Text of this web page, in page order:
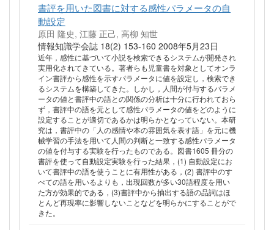
書評を用いた図書に対する感性パラメータの自
動設定
原田 隆史, 江藤 正己, 高柳 知世
情報知識学会誌 18(2) 153-160 2008年5月23日
近年，感性に基づいて小説を検索できるシステムが開発され
実用化されてきている。著者らも児童書を対象としてオンラ
イン書評から感性を示すパラメータに値を設定し，検索でき
るシステムを構築してきた。しかし，人間が付与するパラメ
ータの値と書評中の語との関係の分析は十分に行われておら
ず，書評中の語を元として感性パラメータの値をどのように
設定することが適切であるかは明らかとなっていない。本研
究は，書評中の「人の感情や本の雰囲気を表す語」を元に機
械学習の手法を用いて人間の判断と一致する感性パラメータ
の値を付与する実験を行ったものである。図書1605 冊分の
書評を使って自動設定実験を行った結果，(1) 自動設定にお
いて書評中の語を使うことに有用性がある，(2) 書評中のす
べての語を用いるよりも，出現回数が多い30語程度を用い
た方が効果的である，(3)書評中から抽出する語の品詞はほ
とんど再現率に影響しないことなどを明らかにすることがで
きた。